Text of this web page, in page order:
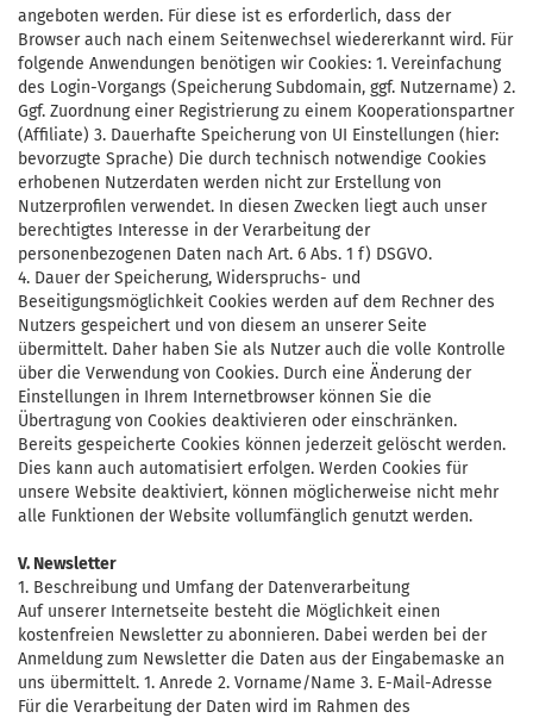
angeboten werden. Für diese ist es erforderlich, dass der
Browser auch nach einem Seitenwechsel wiedererkannt wird. Für
folgende Anwendungen benötigen wir Cookies: 1. Vereinfachung
des Login-Vorgangs (Speicherung Subdomain, ggf. Nutzername) 2.
Ggf. Zuordnung einer Registrierung zu einem Kooperationspartner
(Affiliate) 3. Dauerhafte Speicherung von UI Einstellungen (hier:
bevorzugte Sprache) Die durch technisch notwendige Cookies
erhobenen Nutzerdaten werden nicht zur Erstellung von
Nutzerprofilen verwendet. In diesen Zwecken liegt auch unser
berechtigtes Interesse in der Verarbeitung der
personenbezogenen Daten nach Art. 6 Abs. 1 f) DSGVO.
4. Dauer der Speicherung, Widerspruchs- und
Beseitigungsmöglichkeit Cookies werden auf dem Rechner des
Nutzers gespeichert und von diesem an unserer Seite
übermittelt. Daher haben Sie als Nutzer auch die volle Kontrolle
über die Verwendung von Cookies. Durch eine Änderung der
Einstellungen in Ihrem Internetbrowser können Sie die
Übertragung von Cookies deaktivieren oder einschränken.
Bereits gespeicherte Cookies können jederzeit gelöscht werden.
Dies kann auch automatisiert erfolgen. Werden Cookies für
unsere Website deaktiviert, können möglicherweise nicht mehr
alle Funktionen der Website vollumfänglich genutzt werden.
V. Newsletter
1. Beschreibung und Umfang der Datenverarbeitung
Auf unserer Internetseite besteht die Möglichkeit einen
kostenfreien Newsletter zu abonnieren. Dabei werden bei der
Anmeldung zum Newsletter die Daten aus der Eingabemaske an
uns übermittelt. 1. Anrede 2. Vorname/Name 3. E-Mail-Adresse
Für die Verarbeitung der Daten wird im Rahmen des